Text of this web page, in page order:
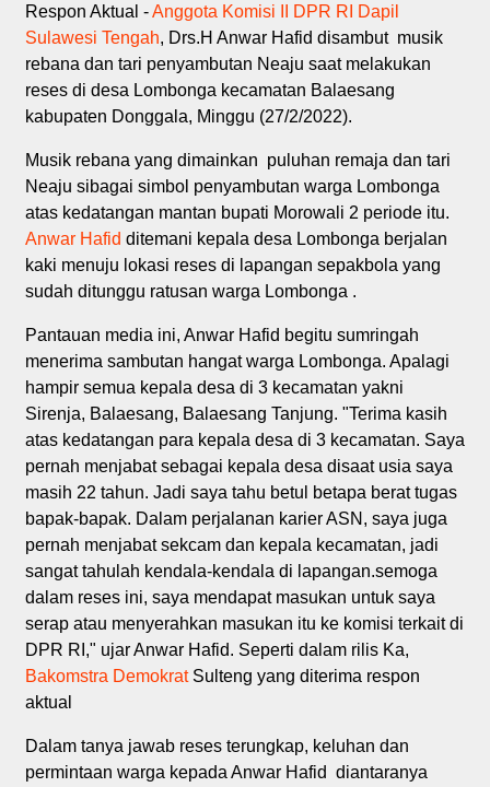
Respon Aktual -Anggota Komisi II DPR RI Dapil
Sulawesi Tengah, Drs.H Anwar Hafid disambut musik
rebana dan tari penyambutan Neaju saat melakukan
reses di desa Lombonga kecamatan Balaesang
kabupaten Donggala, Minggu (27/2/2022).
Musik rebana yang dimainkan puluhan remaja dan tari
Neaju sibagai simbol penyambutan warga Lombonga
atas kedatangan mantan bupati Morowali 2 periode itu.
Anwar Hafid ditemani kepala desa Lombonga berjalan
kaki menuju lokasi reses di lapangan sepakbola yang
sudah ditunggu ratusan warga Lombonga .
Pantauan media ini, Anwar Hafid begitu sumringah
menerima sambutan hangat warga Lombonga. Apalagi
hampir semua kepala desa di 3 kecamatan yakni
Sirenja, Balaesang, Balaesang Tanjung. "Terima kasih
atas kedatangan para kepala desa di 3 kecamatan. Saya
pernah menjabat sebagai kepala desa disaat usia saya
masih 22 tahun. Jadi saya tahu betul betapa berat tugas
bapak-bapak. Dalam perjalanan karier ASN, saya juga
pernah menjabat sekcam dan kepala kecamatan, jadi
sangat tahulah kendala-kendala di lapangan.semoga
dalam reses ini, saya mendapat masukan untuk saya
serap atau menyerahkan masukan itu ke komisi terkait di
DPR RI," ujar Anwar Hafid. Seperti dalam rilis Ka,
Bakomstra DemokratSulteng yang diterima respon
aktual
Dalam tanya jawab reses terungkap, keluhan dan
permintaan warga kepada Anwar Hafid diantaranya